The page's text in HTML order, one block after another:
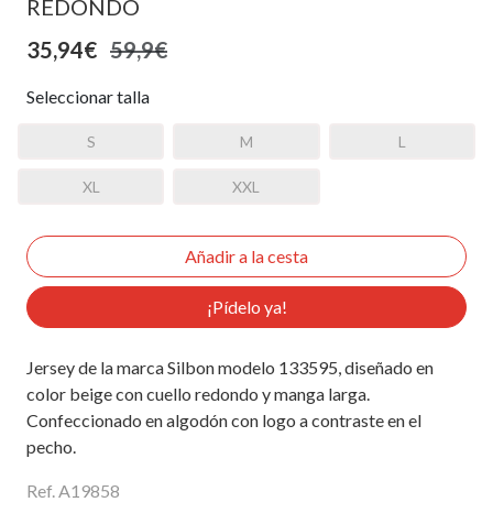
REDONDO
35,94€ 59,9€
Seleccionar talla
S M L
XL XXL
¡Pídelo ya!
Jersey de la marca Silbon modelo 133595, diseñado en
color beige con cuello redondo y manga larga.
Confeccionado en algodón con logo a contraste en el
pecho.
Ref. A19858